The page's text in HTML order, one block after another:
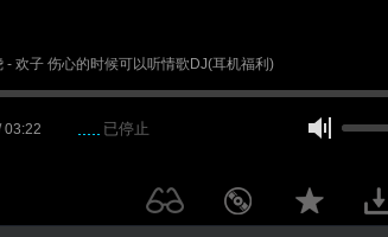
- 欢子 伤心的时候可以听情歌DJ(耳机福利)
03:22 已停止